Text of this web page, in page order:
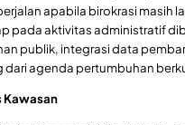
apabila birokrasi masih
pada aktivitas administratif
publik, integrasi data
agenda pertumbuhan
Kawasan